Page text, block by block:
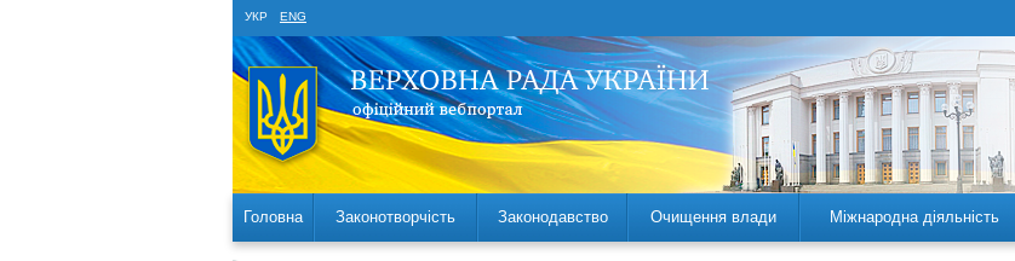
УКР ENG
Головна Законотворчість Законодавство Очищення влади Міжнародна діяльність